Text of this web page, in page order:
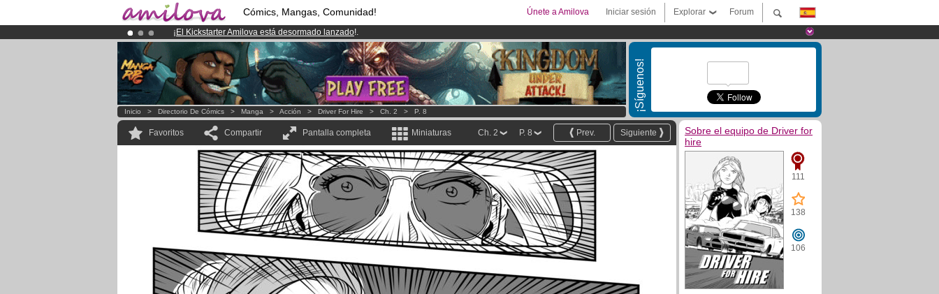
Cómics, Mangas, Comunidad! Forum
Explorar
Iniciar sesión
Únete a Amilova
¡ El Kickstarter Amilova está desormado lanzado!.
¡Ya tenemos 100000miembrosy 1000Cómics y Mangas!.
¡Conviertete en Premium por3.95 euros al mes!Hazte Premium ya
¡Síguenos!
Inicio > Directorio De Cómics > Manga > Acción > Driver For Hire > Ch. 2 > P. 8
Favoritos Compartir Pantalla completa Miniaturas Siguiente
Prev.
P. 8
Ch. 2
Sobre el equipo de Driver for
hire
111
138
106